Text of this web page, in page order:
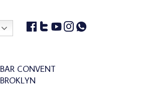
BAR CONVENT
BROKLYN